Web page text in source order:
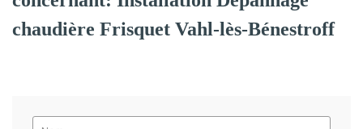
chaudière Frisquet Vahl-lès-Bénestroff